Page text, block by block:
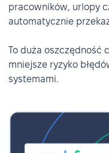
pracowników, urlopy
automatycznie
To duża oszczędność
mniejsze ryzyko
systemami.